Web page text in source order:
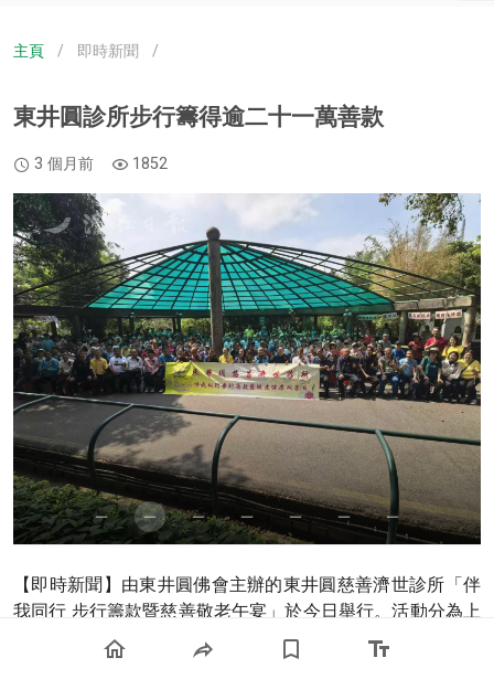
主頁 / 即時新聞 /
​東井圓診所步行籌得逾二十一萬善款
3 個月前 1852
【即時新聞】由東井圓佛會主辦的東井圓慈善濟世診所「伴
我同行 步行籌款暨慈善敬老午宴」於今日舉行。活動分為上
午步行籌款及中午敬老午宴兩部分，得到社會各界善長踴躍
支持，場面溫馨熱鬧。今年活動共籌得善款超過21萬澳門